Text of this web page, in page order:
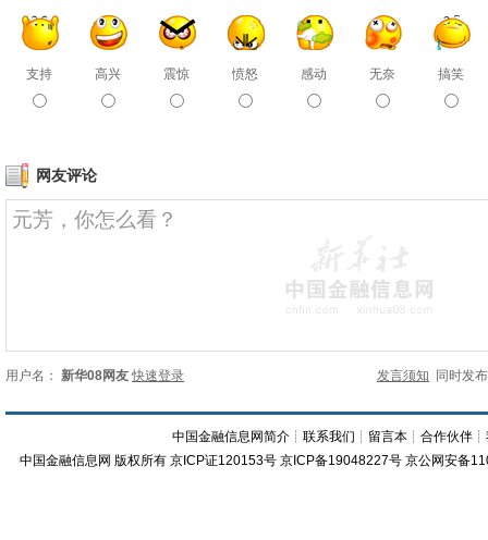
支持 高兴 震惊 愤怒 感动 无奈 搞笑
网友评论
用户名： 新华08网友 快速登录 发言须知 同时发
中国金融信息网简介 ┊联系我们 ┊ 留言本 ┊合作伙伴 ┊
中国金融信息网 版权所有 京ICP证120153号 京ICP备19048227号 京公网安备